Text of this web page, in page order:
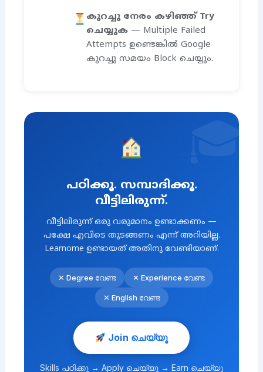
കുറച്ചു നേരം കഴിഞ്ഞ് Try
ചെയ്യുക — Multiple Failed
Attempts ഉണ്ടെങ്കിൽ Google
കുറച്ചു സമയം Block ചെയ്യും.
പഠിക്കൂ. സമ്പാദിക്കൂ.
വീട്ടിലിരുന്ന്.
വീട്ടിലിരുന്ന് ഒരു വരുമാനം ഉണ്ടാക്കണം —
പക്ഷേ എവിടെ തുടങ്ങണം എന്ന് അറിയില്ല.
Learnome ഉണ്ടായത് അതിനു വേണ്ടിയാണ്.
✕ Degree വേണ്ട ✕ Experience വേണ്ട
✕ English വേണ്ട
Join ചെയ്യൂ
Skills പഠിക്കൂ → Apply ചെയ്യൂ → Earn ചെയ്യൂ